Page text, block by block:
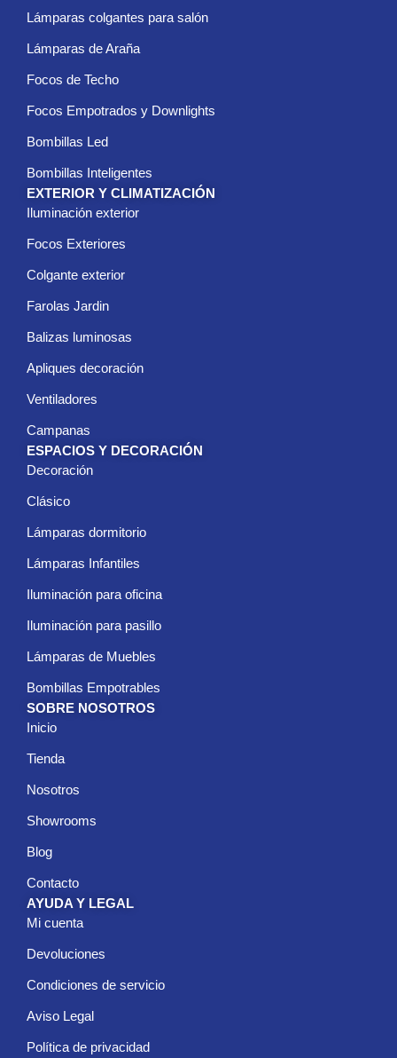
Lámparas colgantes para salón
Lámparas de Araña
Focos de Techo
Focos Empotrados y Downlights
Bombillas Led
Bombillas Inteligentes
EXTERIOR Y CLIMATIZACIÓN
Iluminación exterior
Focos Exteriores
Colgante exterior
Farolas Jardin
Balizas luminosas
Apliques decoración
Ventiladores
Campanas
ESPACIOS Y DECORACIÓN
Decoración
Clásico
Lámparas dormitorio
Lámparas Infantiles
Iluminación para oficina
Iluminación para pasillo
Lámparas de Muebles
Bombillas Empotrables
SOBRE NOSOTROS
Inicio
Tienda
Nosotros
Showrooms
Blog
Contacto
AYUDA Y LEGAL
Mi cuenta
Devoluciones
Condiciones de servicio
Aviso Legal
Política de privacidad